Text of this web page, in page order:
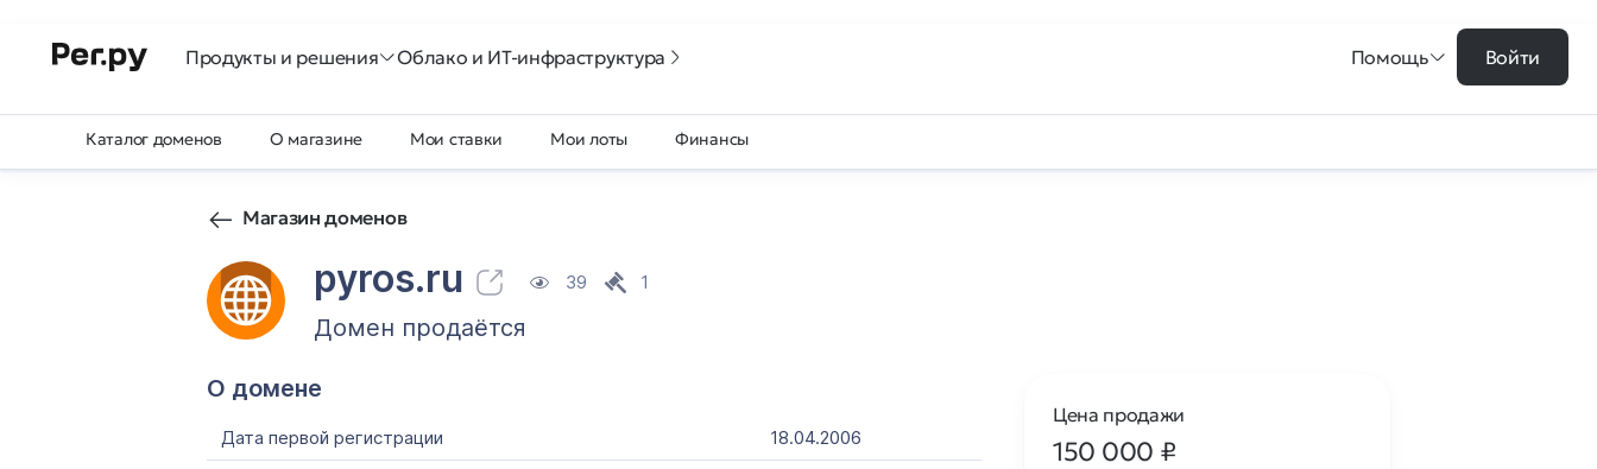
Продукты и решения Облако и ИТ-инфраструктура Помощь Войти
Каталог доменов О магазине Мои ставки Мои лоты Финансы
Магазин доменов
pyros.ru 39 1
Домен продаётся
О домене
Дата первой регистрации
18.04.2006
Цена продажи
150 000 ₽